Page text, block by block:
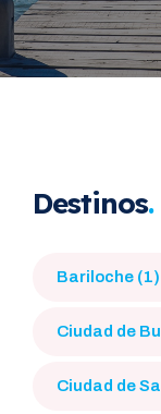
Destinos
Bariloche (1)
Ciudad de
Ciudad de